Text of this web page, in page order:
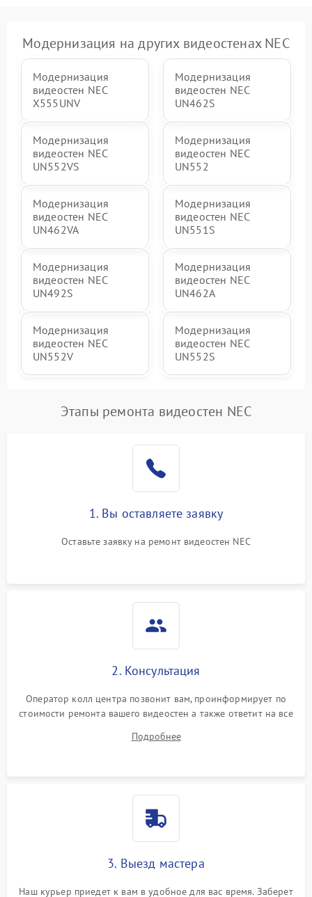
Модернизация на других видеостенах NEC
Модернизация
видеостен NEC
X555UNV
Модернизация
видеостен NEC
UN462S
Модернизация
видеостен NEC
UN552VS
Модернизация
видеостен NEC
UN552
Модернизация
видеостен NEC
UN462VA
Модернизация
видеостен NEC
UN551S
Модернизация
видеостен NEC
UN492S
Модернизация
видеостен NEC
UN462A
Модернизация
видеостен NEC
UN552V
Модернизация
видеостен NEC
UN552S
Этапы ремонта видеостен NEC
1. Вы оставляете заявку
Оставьте заявку на ремонт видеостен NEC
2. Консультация
Оператор колл центра позвонит вам, проинформирует по
стоимости ремонта вашего видеостен а также ответит на все
Подробнее
3. Выезд мастера
Наш курьер приедет к вам в удобное для вас время. Заберет